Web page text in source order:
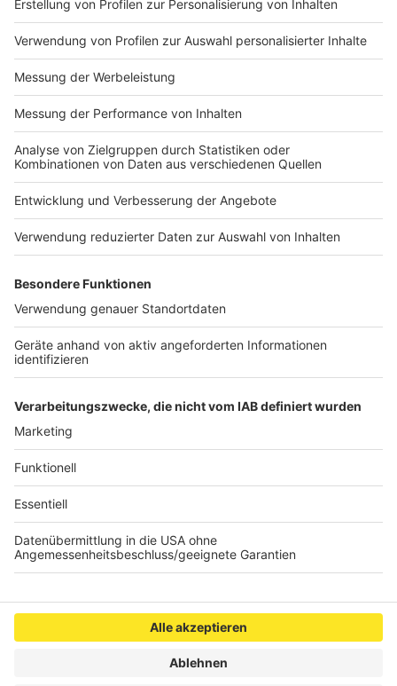
Infos zu aktuellen Entwicklungen.
- Bürgertelefon: Für Bürgerinnen und Bürger der
seit Beginn der Krisenstabsaktivitäten für
allgemeine Informationen (nicht für die
persönliche medizinische Beratung!) rund um das
Thema eine Corona-Info-Hotline unter
0241/510051 (montags bis freitags von 8 bis 18
Uhr) eingerichtet.
- Medizinischer Bereitschaftsdienst: Die
hausärztlichen Bereitschaftsdienste sind über die
- Notruf 112: Nach wie vor soll in dringenden
medizinischen Notfällen die 112 für den
Rettungsdienst gewählt werden.
Anzeige